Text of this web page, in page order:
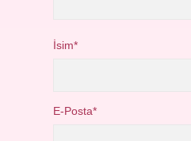
İsim*
E-Posta*